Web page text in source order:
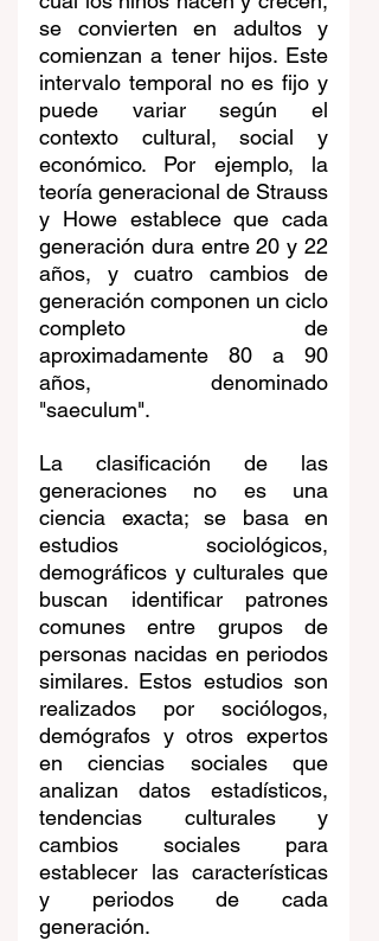
se convierten en adultos y
comienzan a tener hijos. Este
intervalo temporal no es fijo y
puede variar según el
contexto cultural, social y
económico. Por ejemplo, la
teoría generacional de Strauss
y Howe establece que cada
generación dura entre 20 y 22
años, y cuatro cambios de
generación componen un ciclo
completo de
aproximadamente 80 a 90
años, denominado
"saeculum".
La clasificación de las
generaciones no es una
ciencia exacta; se basa en
estudios sociológicos,
demográficos y culturales que
buscan identificar patrones
comunes entre grupos de
personas nacidas en periodos
similares. Estos estudios son
realizados por sociólogos,
demógrafos y otros expertos
en ciencias sociales que
analizan datos estadísticos,
tendencias culturales y
cambios sociales para
establecer las características
y periodos de cada
generación.